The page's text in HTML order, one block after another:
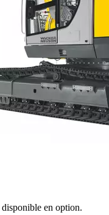
en option.